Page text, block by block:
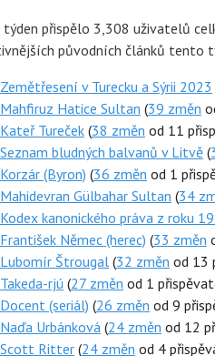
týden přispělo 3,308 uživatelů
původních článků tento
Zemětřesení v Turecku a Sýrii 2023
Mahfiruz Hatice Sultan (39 změn
Kateř Tureček (38 změn od 11
Seznam bludných balvanů v Litvě (
Korzár (Byron) (36 změn od 1
Mahidevran Gülbahar Sultan (34
Kodex kanonického práva z roku
František Němec (herec) (33 změn
Lubomír Štrougal (32 změn od 13
Takeda-rjú (27 změn od 1
Docent (seriál) (26 změn od 9
Naďa Urbánková (24 změn od 12
Scott Ritter (24 změn od 4